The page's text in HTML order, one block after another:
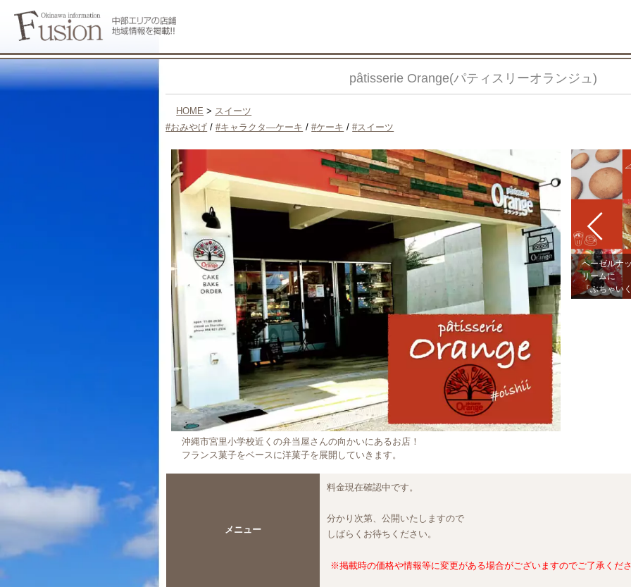
pâtisserie Orange(パティスリーオランジュ)
HOME > スイーツ
おみやげ / キャラクタ―ケーキ / ケーキ / スイーツ
沖縄市宮里小学校近くの弁当屋さんの向かいにあるお店！
フランス菓子をベースに洋菓子を展開していきます。
キャラクタ―ケーキもご予約承ります。
お気軽にご相談ください！
「小麦粉」「バター」「生クリーム」など
厳選した素材のみを使用。
ヘーゼルナ
リームに
『ぶちゃい
メニュー
料金現在確認中です。
分かり次第、公開いたしますので
しばらくお待ちください。
※掲載時の価格や情報等に変更がある場合がございますのでご了承くだ